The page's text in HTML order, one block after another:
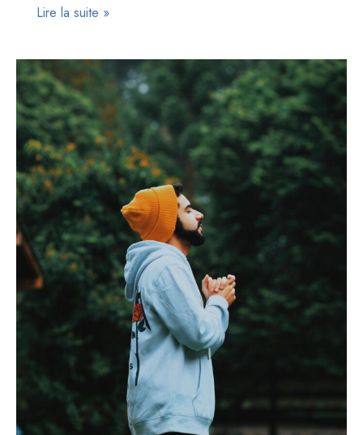
Découvrir
Pratiquer
Une
Greffe
de
Cheveux
en
Grèce
:
Guide
Complet
Lire la suite »